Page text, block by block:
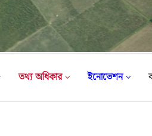
তথ্য অধিকার ইনোভেশন